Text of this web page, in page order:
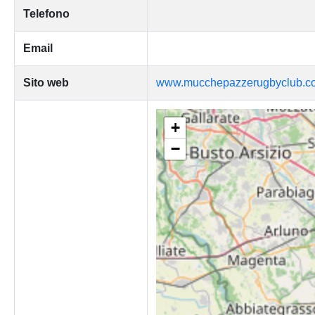
Telefono
Email
Sito web
+
−